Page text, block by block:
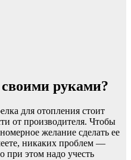
руками?
для отопления стоит
от производителя. Чтобы
желание сделать ее
никаких проблем —
при этом надо учесть